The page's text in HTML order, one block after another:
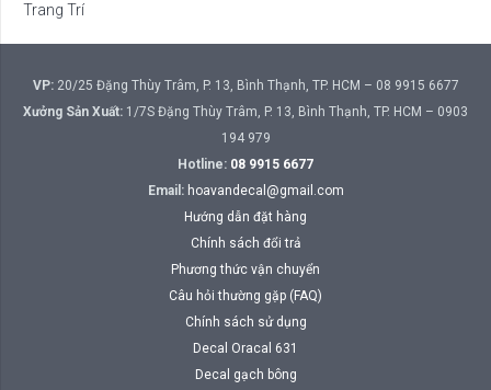
Trang Trí
VP:20/25 Đặng Thùy Trâm, P. 13, Bình Thạnh, TP. HCM – 08 9915 6677
Xưởng Sản Xuất: 1/7S Đặng Thùy Trâm, P. 13, Bình Thạnh, TP. HCM – 0903
194 979
Hotline: 08 9915 6677
Email: hoavandecal@gmail.com
Hướng dẫn đặt hàng
Chính sách đổi trả
Phương thức vận chuyển
Câu hỏi thường gặp (FAQ)
Chính sách sử dụng
Decal Oracal 631
Decal gạch bông